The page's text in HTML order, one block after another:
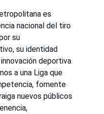
es
nacional del tiro
su
su identidad
deportiva
a una Liga que
fomente
nuevos públicos